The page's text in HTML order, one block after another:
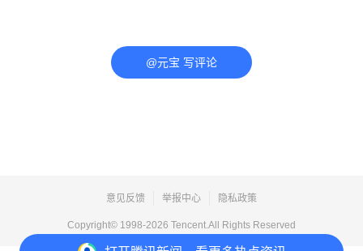
@元宝 写评论
意见反馈 举报中心 隐私政策
Copyright© 1998-2026 Tencent.All Rights Reserved